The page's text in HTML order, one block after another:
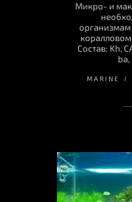
Микро- и
Состав: Kh,
ba,
MARINE